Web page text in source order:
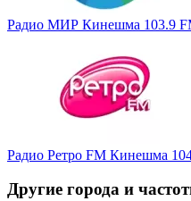
Радио МИР Кинешма 103.9
Радио Ретро FM Кинешма
Другие города и